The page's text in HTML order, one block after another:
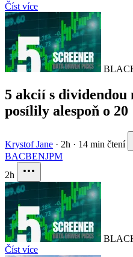
Číst více
5 akcií s dividendou
posílily alespoň o 20
Krystof Jane · 2h · 14 min čtení
BACBENJPM
2h
Číst více